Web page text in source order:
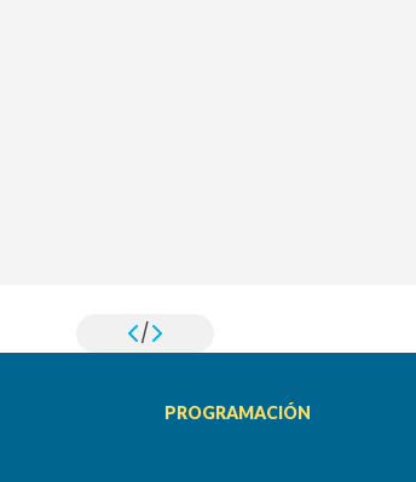
/
PROGRAMACIÓN